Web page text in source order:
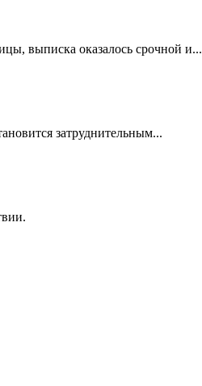
выписка оказалось срочной и...
затруднительным...